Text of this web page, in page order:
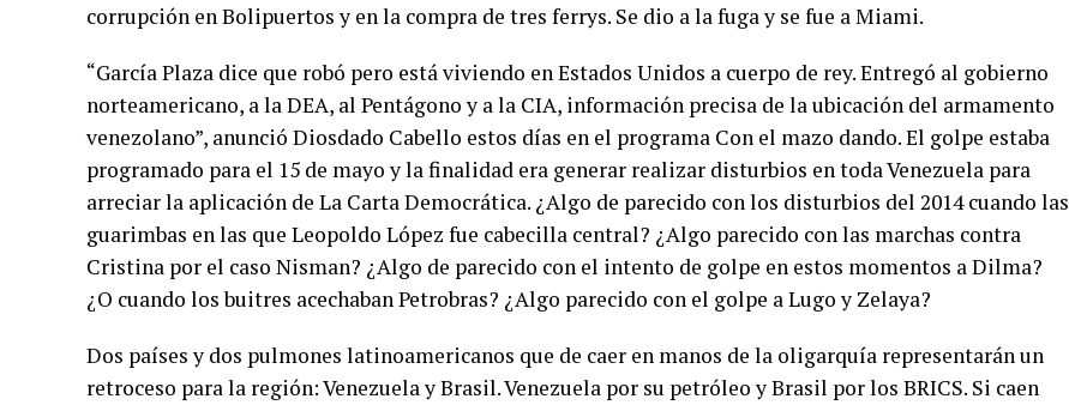
corrupción en Bolipuertos y en la compra de tres ferrys. Se dio a la fuga y se fue a Miami.
“García Plaza dice que robó pero está viviendo en Estados Unidos a cuerpo de rey. Entregó al gobierno
norteamericano, a la DEA, al Pentágono y a la CIA, información precisa de la ubicación del armamento
venezolano”, anunció Diosdado Cabello estos días en el programa Con el mazo dando. El golpe estaba
programado para el 15 de mayo y la finalidad era generar realizar disturbios en toda Venezuela para
arreciar la aplicación de La Carta Democrática. ¿Algo de parecido con los disturbios del 2014 cuando las
guarimbas en las que Leopoldo López fue cabecilla central? ¿Algo parecido con las marchas contra
Cristina por el caso Nisman? ¿Algo de parecido con el intento de golpe en estos momentos a Dilma?
¿O cuando los buitres acechaban Petrobras? ¿Algo parecido con el golpe a Lugo y Zelaya?
Dos países y dos pulmones latinoamericanos que de caer en manos de la oligarquía representarán un
retroceso para la región: Venezuela y Brasil. Venezuela por su petróleo y Brasil por los BRICS. Si caen